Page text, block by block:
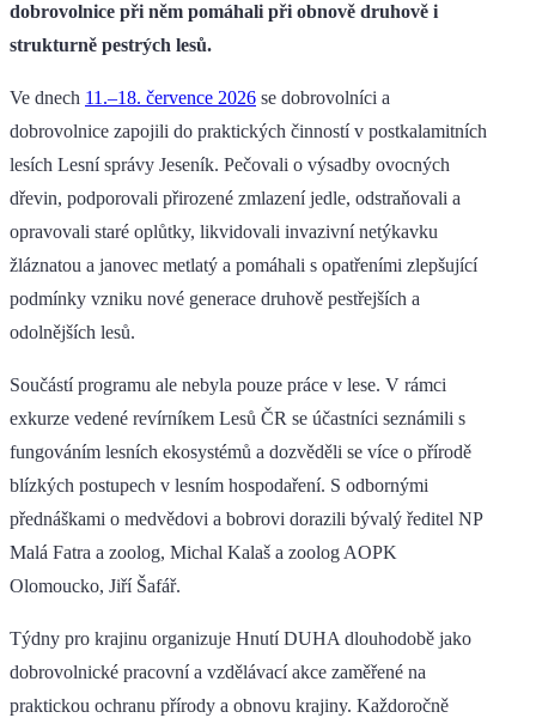
dobrovolnice při něm pomáhali při obnově druhově i
strukturně pestrých lesů.
Ve dnech 11.–18. července 2026 se dobrovolníci a
dobrovolnice zapojili do praktických činností v postkalamitních
lesích Lesní správy Jeseník. Pečovali o výsadby ovocných
dřevin, podporovali přirozené zmlazení jedle, odstraňovali a
opravovali staré oplůtky, likvidovali invazivní netýkavku
žláznatou a janovec metlatý a pomáhali s opatřeními zlepšující
podmínky vzniku nové generace druhově pestřejších a
odolnějších lesů.
Součástí programu ale nebyla pouze práce v lese. V rámci
exkurze vedené revírníkem Lesů ČR se účastníci seznámili s
fungováním lesních ekosystémů a dozvěděli se více o přírodě
blízkých postupech v lesním hospodaření. S odbornými
přednáškami o medvědovi a bobrovi dorazili bývalý ředitel NP
Malá Fatra a zoolog, Michal Kalaš a zoolog AOPK
Olomoucko, Jiří Šafář.
Týdny pro krajinu organizuje Hnutí DUHA dlouhodobě jako
dobrovolnické pracovní a vzdělávací akce zaměřené na
praktickou ochranu přírody a obnovu krajiny. Každoročně